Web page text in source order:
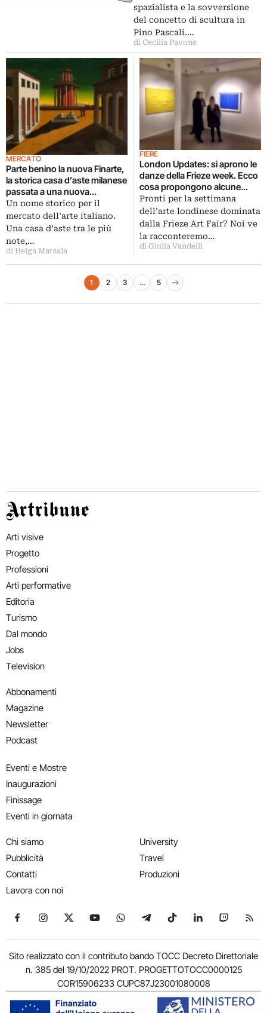
spazialista e la sovversione
del concetto di scultura in
Pino Pascali.…
di Cecilia Pavone
MERCATO
Parte benino la nuova Finarte,
la storica casa d’aste milanese
passata a una nuova
proprietà. Ecco i dati della
prima asta di contemporaneo
Un nome storico per il
mercato dell’arte italiano.
Una casa d’aste tra le più
note,…
di Helga Marsala
FIERE
London Updates: si aprono le
danze della Frieze week. Ecco
cosa propongono alcune
gallerie italiane nell’intricato
dedalo di Mayfair
Pronti per la settimana
dell’arte londinese dominata
dalla Frieze Art Fair? Noi ve
la racconteremo…
di Giulia Vandelli
Paginazione degli articoli
1 2 3 … 5
Pagina successiva
Artribune
Arti visive
Progetto
Professioni
Arti performative
Editoria
Turismo
Dal mondo
Jobs
Television
Abbonamenti
Magazine
Newsletter
Podcast
Eventi e Mostre
Inaugurazioni
Finissage
Eventi in giornata
Chi siamo
Pubblicità
Contatti
Lavora con noi
University
Travel
Produzioni
Seguici su Facebook
Seguici su Instagram
Seguici su X
Seguici su YouTube
Seguici su WhatsApp
Seguici su Telegram
Seguici su TikTok
Seguici su
Seguici
Sito realizzato con il contributo bando TOCC Decreto Direttoriale
n. 385 del 19/10/2022 PROT. PROGETTOTOCC0000125
COR15906233 CUPC87J23001080008